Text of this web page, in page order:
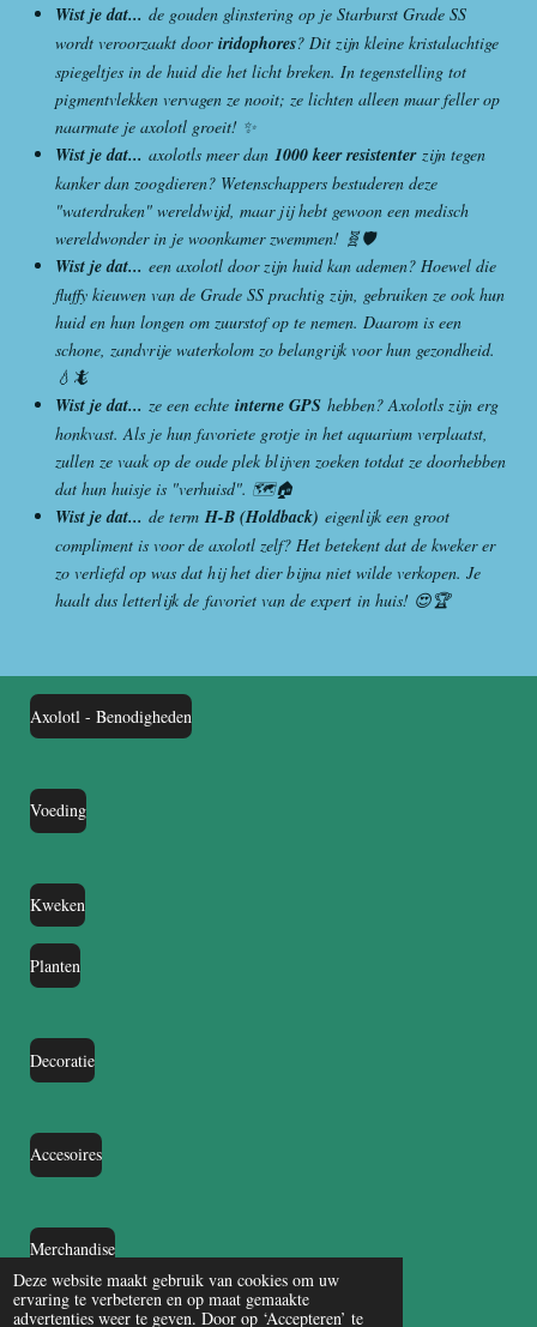
Deze website maakt gebruik van cookies om uw
ervaring te verbeteren en op maat gemaakte
advertenties weer te geven. Door op ‘Accepteren’ te
Wist je dat... de gouden glinstering op je Starburst Grade SS
wordt veroorzaakt door iridophores? Dit zijn kleine kristalachtige
spiegeltjes in de huid die het licht breken. In tegenstelling tot
pigmentvlekken vervagen ze nooit; ze lichten alleen maar feller op
naarmate je axolotl groeit! ✨
Wist je dat... axolotls meer dan 1000 keer resistenterzijn tegen
kanker dan zoogdieren? Wetenschappers bestuderen deze
"waterdraken" wereldwijd, maar jij hebt gewoon een medisch
wereldwonder in je woonkamer zwemmen! 🧬🛡️
Wist je dat... een axolotl door zijn huid kan ademen? Hoewel die
fluffy kieuwen van de Grade SS prachtig zijn, gebruiken ze ook hun
huid en hun longen om zuurstof op te nemen. Daarom is een
schone, zandvrije waterkolom zo belangrijk voor hun gezondheid.
💧🦎
Wist je dat... ze een echte interne GPS hebben? Axolotls zijn erg
honkvast. Als je hun favoriete grotje in het aquarium verplaatst,
zullen ze vaak op de oude plek blijven zoeken totdat ze doorhebben
dat hun huisje is "verhuisd". 🗺️🏠
Wist je dat... de termH-B (Holdback) eigenlijk een groot
compliment is voor de axolotl zelf? Het betekent dat de kweker er
zo verliefd op was dat hij het dier bijna niet wilde verkopen. Je
haalt dus letterlijk de favoriet van de expert in huis! 😍🏆
Axolotl - Benodigheden
Voeding
Kweken
Planten
Decoratie
Accesoires
Merchandise